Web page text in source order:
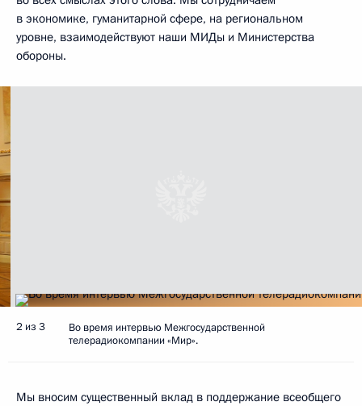
в экономике, гуманитарной сфере, на региональном
уровне, взаимодействуют наши МИДы и Министерства
обороны.
2 из 3
Во время интервью Межгосударственной
телерадиокомпании «Мир».
Мы вносим существенный вклад в поддержание всеобщего